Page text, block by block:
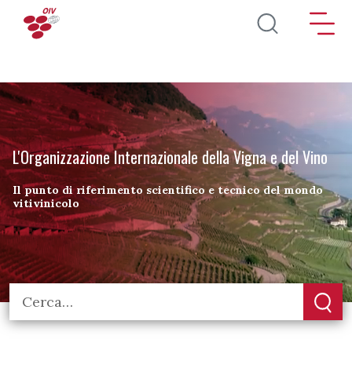
Salta al contenuto principale
L'Organizzazione Internazionale della Vigna e del Vino
Il punto di riferimento scientifico e tecnico del mondo
vitivinicolo